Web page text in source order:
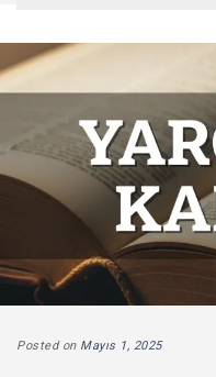
Posted on Mayıs 1, 2025